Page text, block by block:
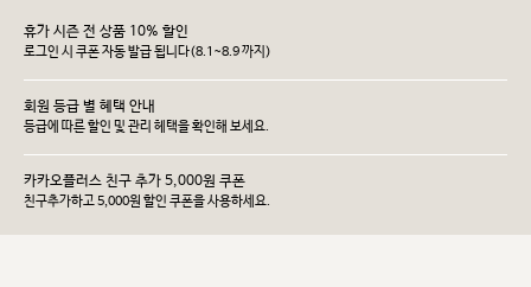
휴가 시즌 전 상품 10% 할인
로그인 시 쿠폰 자동 발급 됩니다(8.1~8.9 까지)
회원 등급 별 혜택 안내
등급에 따른 할인 및 관리 헤택을 확인해 보세요.
카카오플러스 친구 추가 5,000원 쿠폰
친구추가하고 5,000원 할인 쿠폰을 사용하세요.